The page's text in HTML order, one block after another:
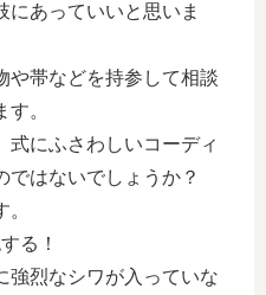
にあっていいと思いま
や帯などを持参して相談
。
式にふさわしいコーディ
ではないでしょうか？
る！
強烈なシワが入っていな